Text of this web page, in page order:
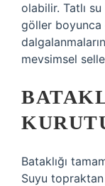
olabilir. Tatlı
göller boyunca
mevsimsel
Bataklığı
Suyu